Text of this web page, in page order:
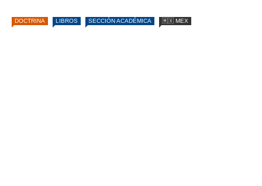
DOCTRINA LIBROS SECCIÓN ACADÉMICA 🇲🇽 MEX